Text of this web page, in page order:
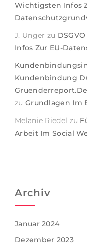
Wichtigsten Infos
J. Unger zu
Infos Zur EU-
Kundenbindung
Gruenderreport.de
zu Grundlagen Im
Melanie Riedel zu
Arbeit Im Social
Archiv
Januar 2024
Dezember 2023